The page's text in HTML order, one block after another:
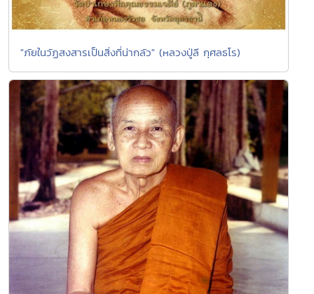
"ภัยในวัฏสงสารเป็นสิ่งที่น่ากลัว" (หลวงปู่ลี กุศลธโร)